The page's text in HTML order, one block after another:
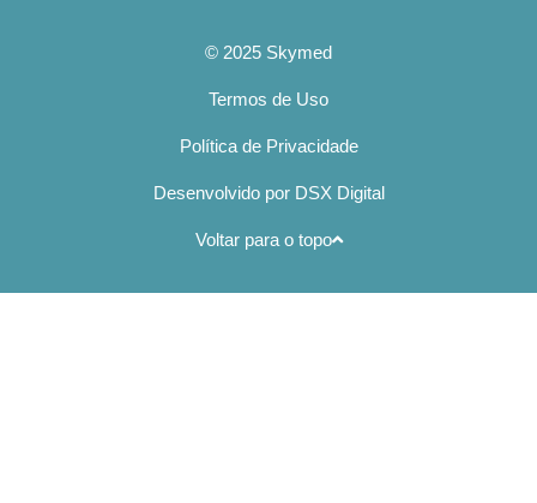
© 2025 Skymed
Termos de Uso
Política de Privacidade
Desenvolvido por DSX Digital
Voltar para o topo